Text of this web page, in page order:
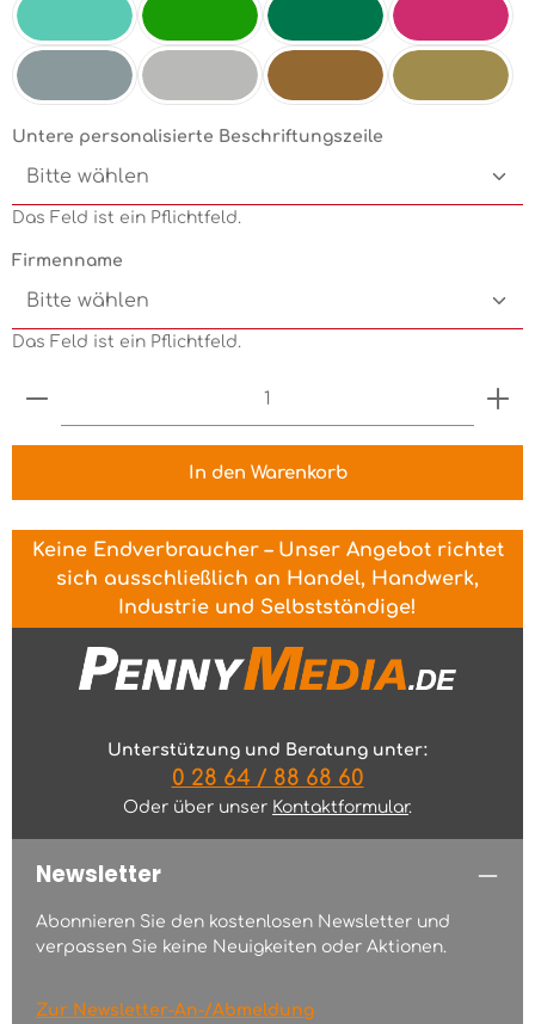
Mint Electricgreen Grün Pink
Untere personalisierte Beschriftungszeile
Das Feld ist ein Pflichtfeld.
Firmenname
Das Feld ist ein Pflichtfeld.
Produkt Anzahl: Gib den gewünschten Wert
In den Warenkorb
Keine Endverbraucher – Unser Angebot richtet
sich ausschließlich an Handel, Handwerk,
Industrie und Selbstständige!
Unterstützung und Beratung unter:
0 28 64 / 88 68 60
Oder über unser Kontaktformular.
Newsletter
Abonnieren Sie den kostenlosen Newsletter und
verpassen Sie keine Neuigkeiten oder Aktionen.
Zur Newsletter-An-/Abmeldung